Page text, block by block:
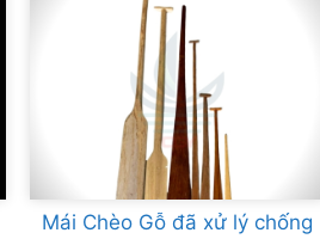
Mái Chèo Gỗ đã xử lý chống